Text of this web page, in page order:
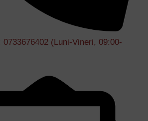
0733676402 (Luni-Vineri, 09:00-